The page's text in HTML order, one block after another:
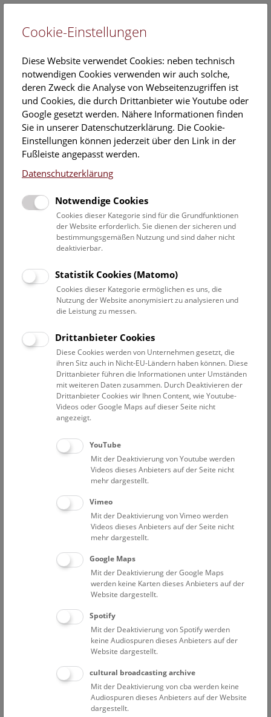
EN
Dr.
Michaela Sonnleitner
ABOL-Koordinationsteam
Michaela Sonnleitners ORCID
https://orcid.org/0000-0002-
Kontakt:
michaela.sonnleitner@nhm.at
+43 1 521 77 – 435
Lebenslauf Publikationen
Seit 2015-04: Projekt„ABOL – Austrian Barcode of
Life“unter der Leitung von Dr. Elisabeth Haring und
HR Dr. Helmut Sattmann (NHM Wien)
02/2012 – 03/2015: Mitarbeit im Projekt
Plants Initiative“des NHM Wien im Herbarium der
Universität Wien (WU)
06/2008 – 02/2012: FWF-Projekt
Erhalt von Zytotypenvariation in Populationen“
unter der Leitung von Dr. Gerald Schneeweiss,
Department für Botanik und
Biodiversitätsforschung, Universität Wien
Mitarbeiterübersicht Naturhistorisches Museum
Zentrale Forschungslaboratorien
Wissenschaftliche Mitarbeiterin
Ackerl Florian
ABOL-Koordinationsteam
Cookie-Einstellungen
Diese Website verwendet Cookies: neben technisch
notwendigen Cookies verwenden wir auch solche,
deren Zweck die Analyse von Webseitenzugriffen ist
und Cookies, die durch Drittanbieter wie Youtube oder
Google gesetzt werden. Nähere Informationen finden
Sie in unserer Datenschutzerklärung. Die Cookie-
Einstellungen können jederzeit über den Link in der
Fußleiste angepasst werden.
Datenschutzerklärung
Notwendige Cookies
Cookies dieser Kategorie sind für die Grundfunktionen
der Website erforderlich. Sie dienen der sicheren und
bestimmungsgemäßen Nutzung und sind daher nicht
deaktivierbar.
Statistik Cookies (Matomo)
Cookies dieser Kategorie ermöglichen es uns, die
Nutzung der Website anonymisiert zu analysieren und
die Leistung zu messen.
Drittanbieter Cookies
Diese Cookies werden von Unternehmen gesetzt, die
ihren Sitz auch in Nicht-EU-Ländern haben können. Diese
Drittanbieter führen die Informationen unter Umständen
mit weiteren Daten zusammen. Durch Deaktivieren der
Drittanbieter Cookies wir Ihnen Content, wie Youtube-
Videos oder Google Maps auf dieser Seite nicht
angezeigt.
YouTube
Mit der Deaktivierung von Youtube werden
Videos dieses Anbieters auf der Seite nicht
mehr dargestellt.
Vimeo
Mit der Deaktivierung von Vimeo werden
Videos dieses Anbieters auf der Seite nicht
mehr dargestellt.
Google Maps
Mit der Deaktivierung der Google Maps
werden keine Karten dieses Anbieters auf der
Website dargestellt.
Spotify
Mit der Deaktivierung von Spotify werden
keine Audiospuren dieses Anbieters auf der
Website dargestellt.
cultural broadcasting archive
Mit der Deaktivierung von cba werden keine
Audiospuren dieses Anbieters auf der Website
dargestellt.